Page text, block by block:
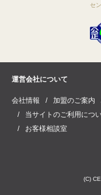
セ
運営会社について
会社情報 加盟のご案内
当サイトのご利用につ
お客様相談室
(C)